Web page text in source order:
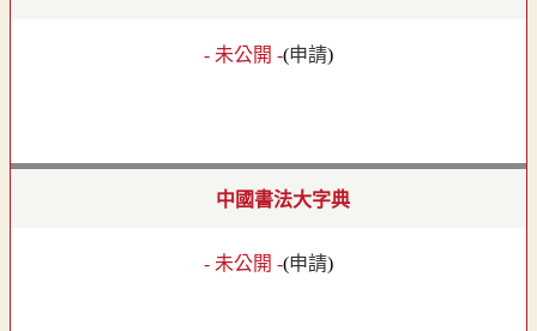
- 未公開 -(申請)
中國書法大字典
- 未公開 -(申請)